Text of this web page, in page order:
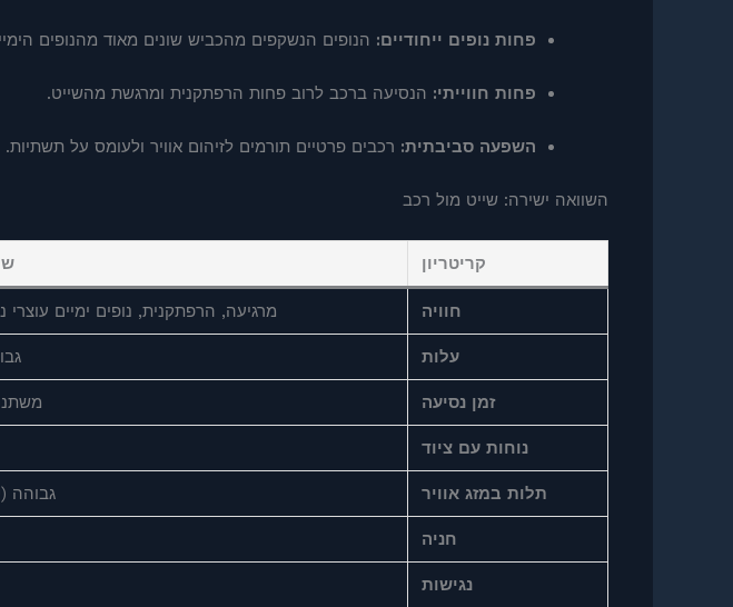
פחות נופים ייחודיים: הנופים הנשקפים מהכביש שונים מאוד מהנופים
פחות חווייתי: הנסיעה ברכב לרוב פחות הרפתקנית ומרגשת מהשייט.
השפעה סביבתית: רכבים פרטיים תורמים לזיהום אוויר ולעומס על תשתיות.
השוואה ישירה: שייט מול רכב
קריטריון
חוויה מרגיעה, הרפתקנית, נופים ימיים
עלות
זמן נסיעה
נוחות עם ציוד
תלות במזג אוויר גבוהה
חניה
נגישות